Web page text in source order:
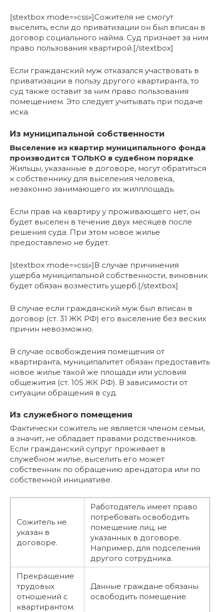
[stextbox mode=»css»]Сожителя не смогут
выселить, если до приватизации он был вписан в
договор социального найма. Суд признает за ним
право пользования квартирой.[/stextbox]
Если гражданский муж отказался участвовать в
приватизации в пользу другого квартиранта, то
суд также оставит за ним право пользования
помещением. Это следует учитывать при подаче
иска.
Из муниципальной собственности
Выселение из квартир муниципального фонда
производится ТОЛЬКО в судебном порядке.
Жильцы, указанные в договоре, могут обратиться
к собственнику для выселения человека,
незаконно занимающего их жилплощадь.
Если прав на квартиру у проживающего нет, он
будет выселен в течение двух месяцев после
решения суда. При этом новое жилье
предоставлено не будет.
[stextbox mode=»css»]В случае причинения
ущерба муниципальной собственности, виновник
будет обязан возместить ущерб.[/stextbox]
В случае если гражданский муж был вписан в
договор (ст. 31 ЖК РФ) его выселение без веских
причин невозможно.
В случае освобождения помещения от
квартиранта, муниципалитет обязан предоставить
новое жилье такой же площади или условия
общежития (ст. 105 ЖК РФ). В зависимости от
ситуации обращения в суд.
Из служебного помещения
Фактически сожитель не является членом семьи,
а значит, не обладает правами родственников.
Если гражданский супруг проживает в
служебном жилье, выселить его может
собственник по обращению арендатора или по
собственной инициативе.
Сожитель не
указан в
договоре.
Работодатель имеет право
потребовать освободить
помещение лиц, не
указанных в договоре.
Например, для подселения
другого сотрудника.
Прекращение
трудовых
отношений с
квартирантом.
Данные граждане обязаны
освободить помещение.